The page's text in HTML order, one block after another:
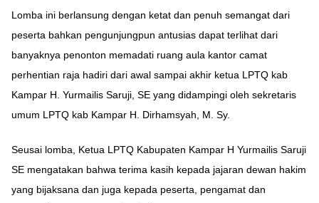
Lomba ini berlansung dengan ketat dan penuh semangat dari
peserta bahkan pengunjungpun antusias dapat terlihat dari
banyaknya penonton memadati ruang aula kantor camat
perhentian raja hadiri dari awal sampai akhir ketua LPTQ kab
Kampar H. Yurmailis Saruji, SE yang didampingi oleh sekretaris
umum LPTQ kab Kampar H. Dirhamsyah, M. Sy.
Seusai lomba, Ketua LPTQ Kabupaten Kampar H Yurmailis Saruji
SE mengatakan bahwa terima kasih kepada jajaran dewan hakim
yang bijaksana dan juga kepada peserta, pengamat dan